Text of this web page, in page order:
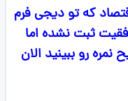
که تو دیجی فرم
ثبت نشده اما
رو ببینید الان